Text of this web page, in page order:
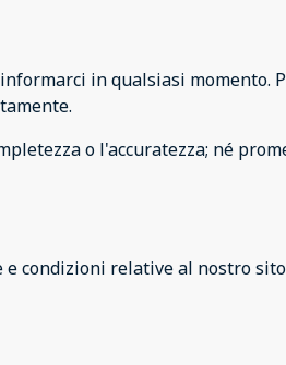
in qualsiasi momento.
o l'accuratezza; né
condizioni relative al nostro